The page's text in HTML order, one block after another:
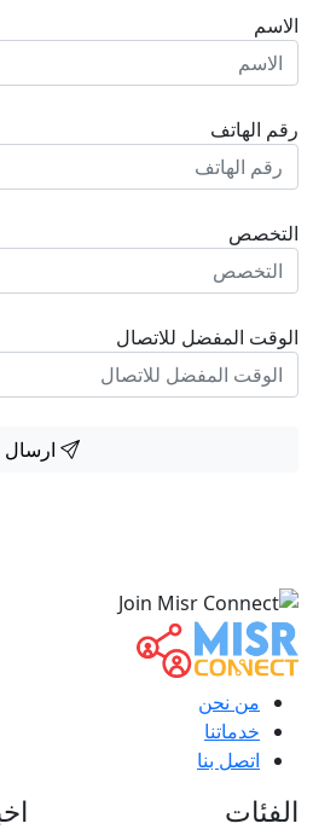
الاسم
رقم الهاتف
التخصص
الوقت المفضل للاتصال
ارسال
من نحن
خدماتنا
اتصل بنا
الفئات